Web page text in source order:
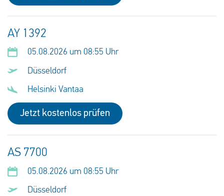
AY 1392
05.08.2026 um 08:55 Uhr
Düsseldorf
Helsinki Vantaa
Jetzt kostenlos prüfen
AS 7700
05.08.2026 um 08:55 Uhr
Düsseldorf